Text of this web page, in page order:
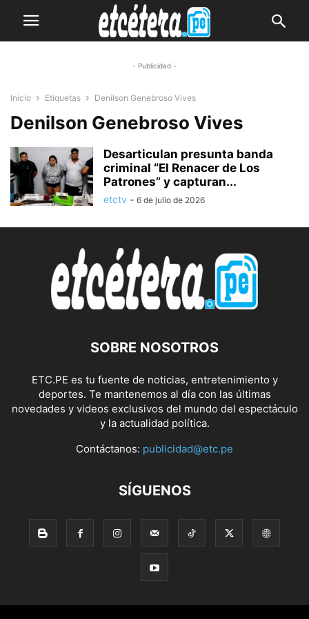
- Publicidad -
Inicio Etiquetas Denilson Genebroso Vives
Denilson Genebroso Vives
Desarticulan presunta banda
criminal “El Renacer de Los
Patrones” y capturan...
etctv - 6 de julio de 2026
SOBRE NOSOTROS
ETC.PE es tu fuente de noticias, entretenimiento y
deportes. Te mantenemos al día con las últimas
novedades y videos exclusivos del mundo del espectáculo
y la actualidad política.
Contáctanos: publicidad@etc.pe
SÍGUENOS